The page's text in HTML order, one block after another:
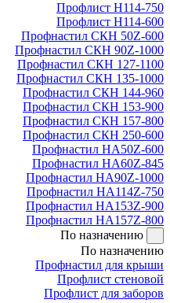
Профлист Н114-750
Профлист Н114-600
Профнастил СКН 50Z-600
Профнастил СКН 90Z-1000
Профнастил СКН 127-1100
Профнастил СКН 135-1000
Профнастил СКН 144-960
Профнастил СКН 153-900
Профнастил СКН 157-800
Профнастил СКН 250-600
Профнастил НА50Z-600
Профнастил НА60Z-845
Профнастил НА90Z-1000
Профнастил НА114Z-750
Профнастил НА153Z-900
Профнастил НА157Z-800
По назначению
По назначению
Профнастил для крыши
Профлист стеновой
Профлист для заборов